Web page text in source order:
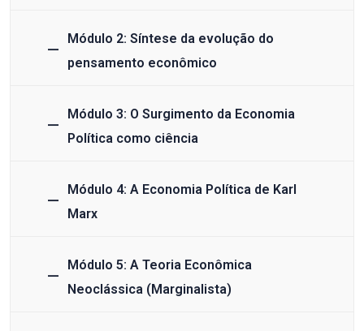
Módulo 2: Síntese da evolução do
pensamento econômico
Módulo 3: O Surgimento da Economia
Política como ciência
Módulo 4: A Economia Política de Karl
Marx
Módulo 5: A Teoria Econômica
Neoclássica (Marginalista)